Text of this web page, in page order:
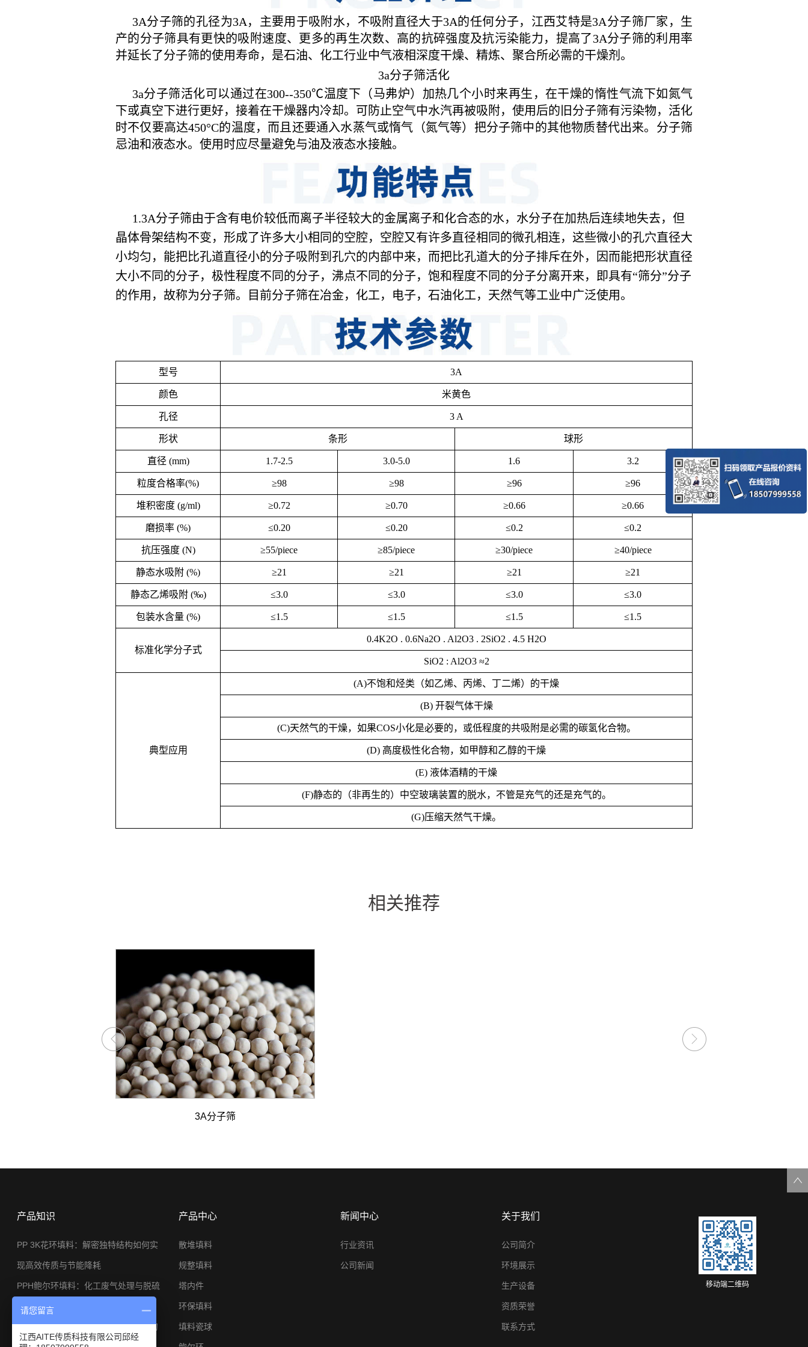
3A分子筛的孔径为3A，主要用于吸附水，不吸附直径大于3A的任何分子，江西艾特是3A分子筛厂家，生
产的分子筛具有更快的吸附速度、更多的再生次数、高的抗碎强度及抗污染能力，提高了3A分子筛的利用率
并延长了分子筛的使用寿命，是石油、化工行业中气液相深度干燥、精炼、聚合所必需的干燥剂。
3a分子筛活化
3a分子筛活化可以通过在300--350℃温度下（马弗炉）加热几个小时来再生，在干燥的惰性气流下如氮气
下或真空下进行更好，接着在干燥器内冷却。可防止空气中水汽再被吸附，使用后的旧分子筛有污染物，活化
时不仅要高达450°C的温度，而且还要通入水蒸气或惰气（氮气等）把分子筛中的其他物质替代出来。分子筛
忌油和液态水。使用时应尽量避免与油及液态水接触。
1.3A分子筛由于含有电价较低而离子半径较大的金属离子和化合态的水，水分子在加热后连续地失去，但
晶体骨架结构不变，形成了许多大小相同的空腔，空腔又有许多直径相同的微孔相连，这些微小的孔穴直径大
小均匀，能把比孔道直径小的分子吸附到孔穴的内部中来，而把比孔道大的分子排斥在外，因而能把形状直径
大小不同的分子，极性程度不同的分子，沸点不同的分子，饱和程度不同的分子分离开来，即具有“筛分”分子
的作用，故称为分子筛。目前分子筛在冶金，化工，电子，石油化工，天然气等工业中广泛使用。
型号 3A
颜色 米黄色
孔径 3 A
形状 条形 球形
直径 (mm) 1.7-2.5 3.0-5.0 1.6 3.2
粒度合格率(%) ≥98 ≥98 ≥96 ≥96
堆积密度 (g/ml) ≥0.72 ≥0.70 ≥0.66 ≥0.66
磨损率 (%) ≤0.20 ≤0.20 ≤0.2 ≤0.2
抗压强度 (N) ≥55/piece ≥85/piece ≥30/piece ≥40/piece
静态水吸附 (%) ≥21 ≥21 ≥21 ≥21
静态乙烯吸附 (‰) ≤3.0 ≤3.0 ≤3.0 ≤3.0
包装水含量 (%) ≤1.5 ≤1.5 ≤1.5 ≤1.5
标准化学分子式
0.4K2O . 0.6Na2O . Al2O3 . 2SiO2 . 4.5 H2O
SiO2 : Al2O3 ≈2
典型应用
(A)不饱和烃类（如乙烯、丙烯、丁二烯）的干燥
(B) 开裂气体干燥
(C)天然气的干燥，如果COS小化是必要的，或低程度的共吸附是必需的碳氢化合物。
(D) 高度极性化合物，如甲醇和乙醇的干燥
(E) 液体酒精的干燥
(F)静态的（非再生的）中空玻璃装置的脱水，不管是充气的还是充气的。
(G)压缩天然气干燥。
相关推荐
3A分子筛
产品知识
PP 3K花环填料：解密独特结构如何实
现高效传质与节能降耗
PPH鲍尔环填料：化工废气处理与脱硫
系统的节能利器
φ25金属矩鞍环：小塔径高分离工况的
产品中心
散堆填料
规整填料
塔内件
环保填料
填料瓷球
新闻中心
行业资讯
公司新闻
关于我们
公司简介
环境展示
生产设备
资质荣誉
联系方式
移动端二维码
请您留言
江西AITE传质科技有限公司邱经